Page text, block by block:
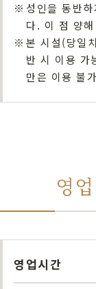
※ 성인을 동반
다. 이 점 양
※ 본 시설(당일
반 시 이용 가
만은 이용 불
영
영업시간